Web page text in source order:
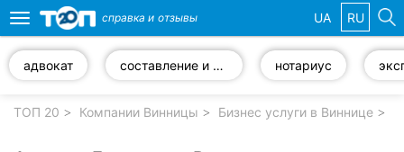
компании
Toggle
navigation
справка и отзывы UA RU
адвокат составление и оформление документов нотариус
ТОП 20 Компании Винницы Бизнес услуги в Виннице